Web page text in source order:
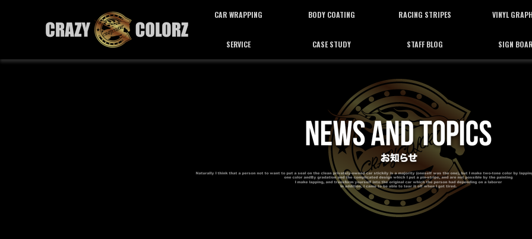
CAR WRAPPING
カーラッピング
BODY COATING
ボディーコーティング
RACING STRIPES
レーシングストライプ
VINYL
バイナルグラフ
SERVICE CASE STUDY STAFF BLOG SIGN